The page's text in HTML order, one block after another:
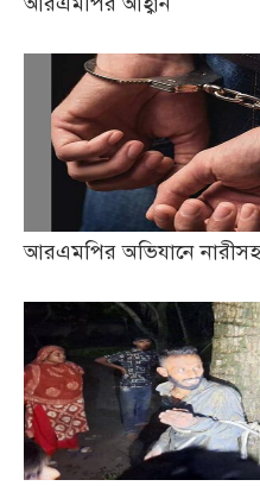
আরএমপির অভিযানে নারীসহ